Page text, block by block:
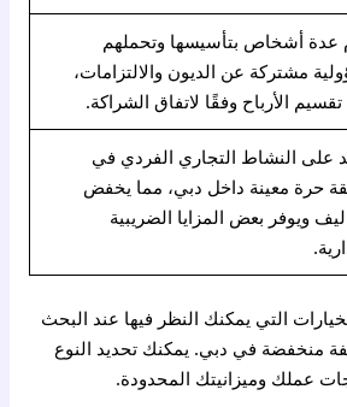
عدة أشخاص بتأسيسها وتحملهم
مشتركة عن الديون والالتزامات،
تقسيم الأرباح وفقًا لاتفاق الشراكة.
على النشاط التجاري الفردي في
حرة معينة داخل دبي، مما يخفض
ويوفر بعض المزايا الضريبية
التي يمكنك النظر فيها عند البحث
منخفضة في دبي. يمكنك تحديد النوع
عملك وميزانيتك المحدودة.